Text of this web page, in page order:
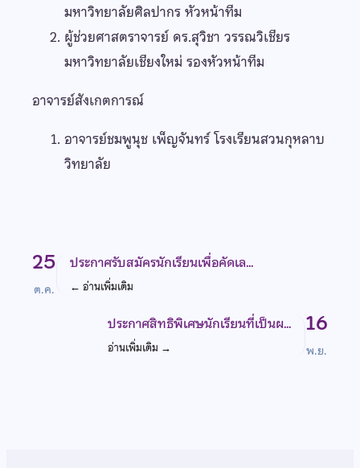
มหาวิทยาลัยศิลปากร หัวหน้าทีม
ผู้ช่วยศาสตราจารย์ ดร.สุวิชา วรรณวิเชียร
มหาวิทยาลัยเชียงใหม่ รองหัวหน้าทีม
อาจารย์สังเกตการณ์
อาจารย์ชมพูนุช เพ็ญจันทร์ โรงเรียนสวนกุหลาบ
วิทยาลัย
25
ต.ค.
ประกาศรับสมัครนักเรียนเพื่อคัดเล…
← อ่านเพิ่มเติม
16
พ.ย.
ประกาศสิทธิพิเศษนักเรียนที่เป็นผ…
อ่านเพิ่มเติม →